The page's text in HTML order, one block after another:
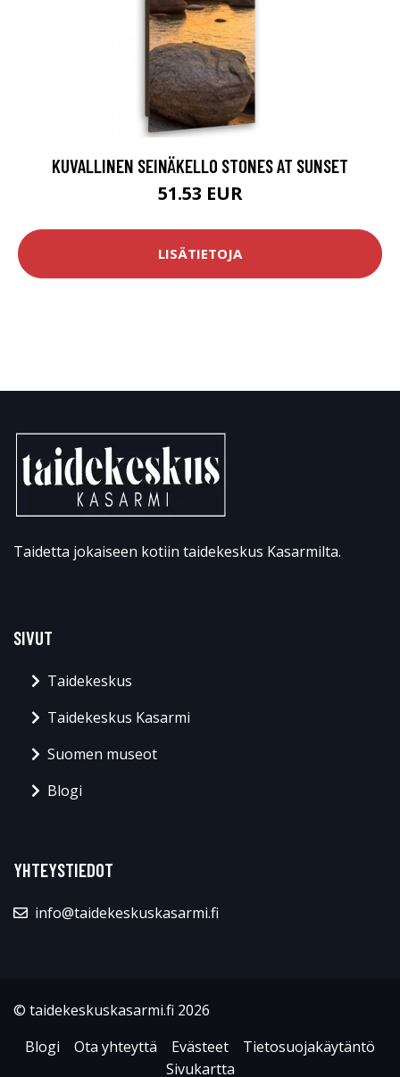
KUVALLINEN SEINÄKELLO STONES AT SUNSET
51.53 EUR
LISÄTIETOJA
Taidetta jokaiseen kotiin taidekeskus Kasarmilta.
SIVUT
Taidekeskus
Taidekeskus Kasarmi
Suomen museot
Blogi
YHTEYSTIEDOT
info@taidekeskuskasarmi.fi
© taidekeskuskasarmi.fi 2026
Blogi
Ota yhteyttä Evästeet
Tietosuojakäytäntö
Sivukartta